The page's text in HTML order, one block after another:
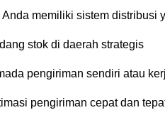
Anda memiliki sistem distribusi
stok di daerah strategis
pengiriman sendiri atau
pengiriman cepat dan